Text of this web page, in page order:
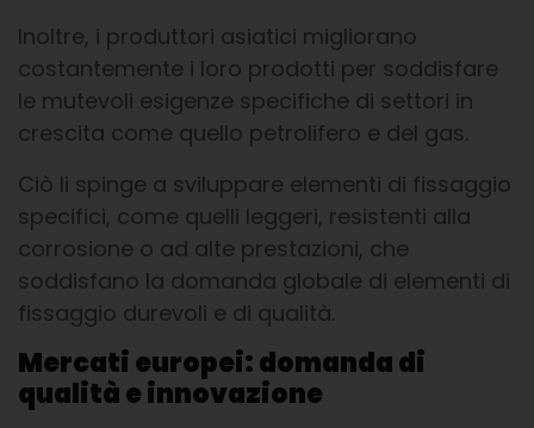
Inoltre, i produttori asiatici migliorano
costantemente i loro prodotti per soddisfare
le mutevoli esigenze specifiche di settori in
crescita come quello petrolifero e del gas.
Ciò li spinge a sviluppare elementi di fissaggio
specifici, come quelli leggeri, resistenti alla
corrosione o ad alte prestazioni, che
soddisfano la domanda globale di elementi di
fissaggio durevoli e di qualità.
Mercati europei: domanda di
qualità e innovazione